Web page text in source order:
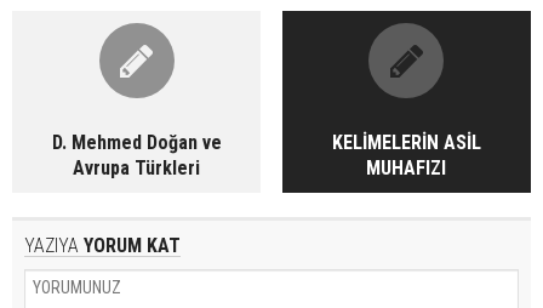
D. Mehmed Doğan ve
Avrupa Türkleri
KELİMELERİN ASİL
MUHAFIZI
YAZIYA YORUM KAT